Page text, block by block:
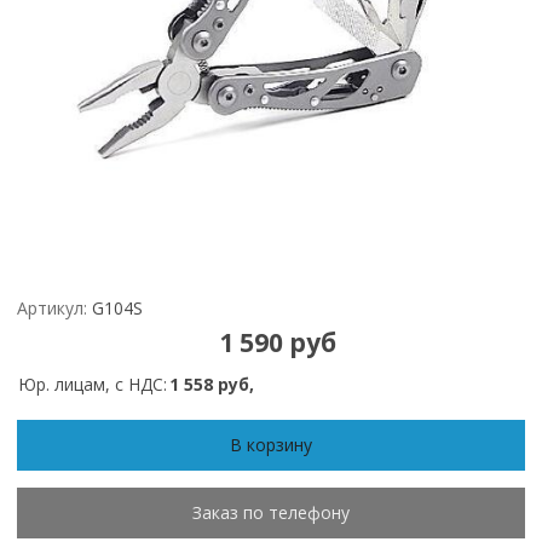
Артикул: G104S
1 590 руб
Юр. лицам, с НДС: 1 558 руб,
В корзину
Заказ по телефону